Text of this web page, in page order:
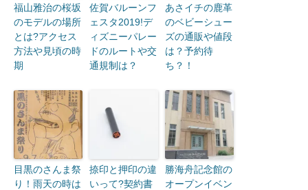
福山雅治の桜坂
のモデルの場所
とは?アクセス
方法や見頃の時
期
佐賀バルーンフ
ェスタ2019!デ
ィズニーパレー
ドのルートや交
通規制は？
あさイチの鹿革
のベビーシュー
ズの通販や値段
は？予約待
ち？！
目黒のさんま祭
り！雨天の時は
捺印と押印の違
いって?契約書
勝海舟記念館の
オープンイベン